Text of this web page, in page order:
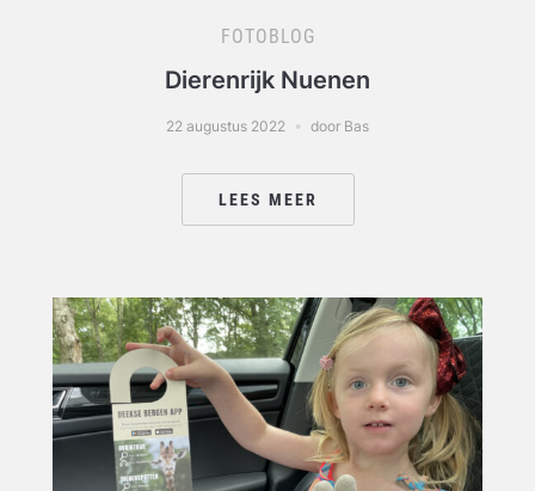
FOTOBLOG
Dierenrijk Nuenen
22 augustus 2022 door Bas
LEES MEER